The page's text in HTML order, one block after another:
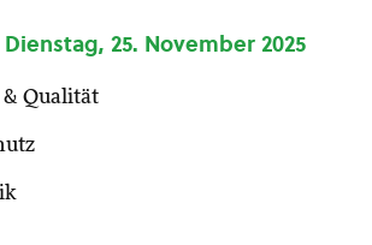
25. November 2025
& Qualität